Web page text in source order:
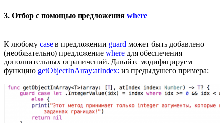
3. Отбор с помощью предложения where
К любому case в предложении guard может быть добавлено
(необязательно) предложение where для обеспечения
дополнительных ограничений. Давайте модифицируем
функцию getObjectInArray:atIndex: из предыдущего примера: